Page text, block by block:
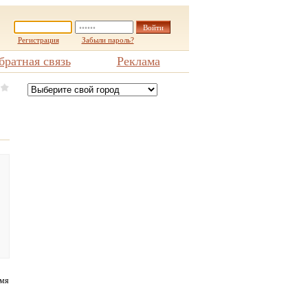
Регистрация Забыли пароль?
связь Реклама